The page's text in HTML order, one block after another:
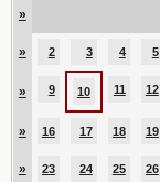
»
» 2 3 4 5
» 9 10 11 12
» 16 17 18 19
» 23 24 25 26